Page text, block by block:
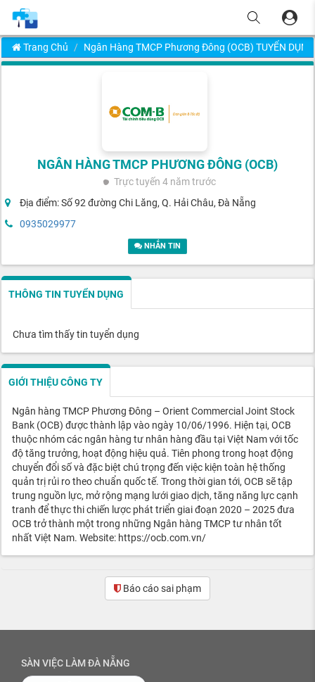
Trang Chủ Ngân Hàng TMCP Phương Đông (OCB) TUYỂN DỤNG
NGÂN HÀNG TMCP PHƯƠNG ĐÔNG (OCB)
Trực tuyến 4 năm trước
Địa điểm: Số 92 đường Chi Lăng, Q. Hải Châu, Đà Nẵng
0935029977
NHẮN TIN
THÔNG TIN TUYỂN DỤNG
Chưa tìm thấy tin tuyển dụng
GIỚI THIỆU CÔNG TY
Ngân hàng TMCP Phương Đông – Orient Commercial Joint Stock
Bank (OCB) được thành lập vào ngày 10/06/1996. Hiện tại, OCB
thuộc nhóm các ngân hàng tư nhân hàng đầu tại Việt Nam với tốc
độ tăng trưởng, hoạt động hiệu quả. Tiên phong trong hoạt động
chuyển đổi số và đặc biệt chú trọng đến việc kiện toàn hệ thống
quản trị rủi ro theo chuẩn quốc tế. Trong thời gian tới, OCB sẽ tập
trung nguồn lực, mở rộng mạng lưới giao dịch, tăng năng lực cạnh
tranh để thực thi chiến lược phát triển giai đoạn 2020 – 2025 đưa
OCB trở thành một trong những Ngân hàng TMCP tư nhân tốt
nhất Việt Nam. Website: https://ocb.com.vn/
Báo cáo sai phạm
SÀN VIỆC LÀM ĐÀ NẴNG